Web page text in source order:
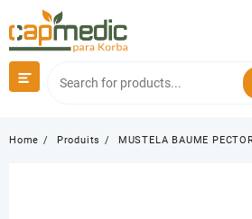
to
content
Home Produits MUSTELA BAUME